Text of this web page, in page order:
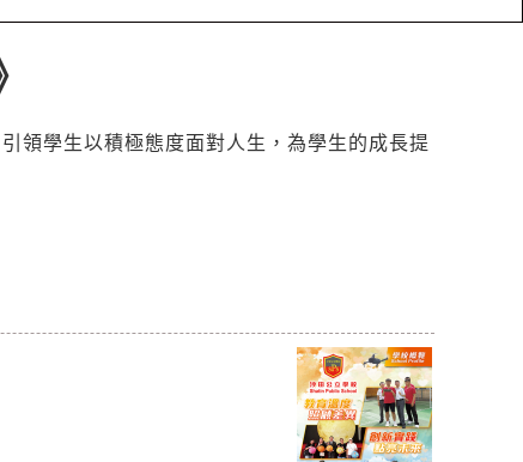
領學生以積極態度面對人生，為學生的成長提